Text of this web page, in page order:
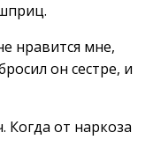
нравится мне,
он сестре, и
от наркоза